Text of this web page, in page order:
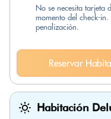
No se necesita tarjeta
momento del check-
penalización.
Reservar
Habitación